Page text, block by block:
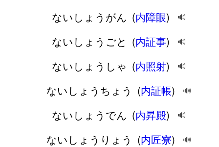
ないしょうがん (内障眼) 🔊
ないしょうごと (内証事) 🔊
ないしょうしゃ (内照射) 🔊
ないしょうちょう (内証帳) 🔊
ないしょうでん (内昇殿) 🔊
ないしょうりょう (内匠寮) 🔊